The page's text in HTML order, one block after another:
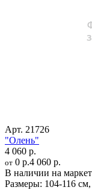
Арт. 21726
"Олень"
4 060 р.
от 0 р.4 060 р.
В наличии на
Размеры: 104-116 см,